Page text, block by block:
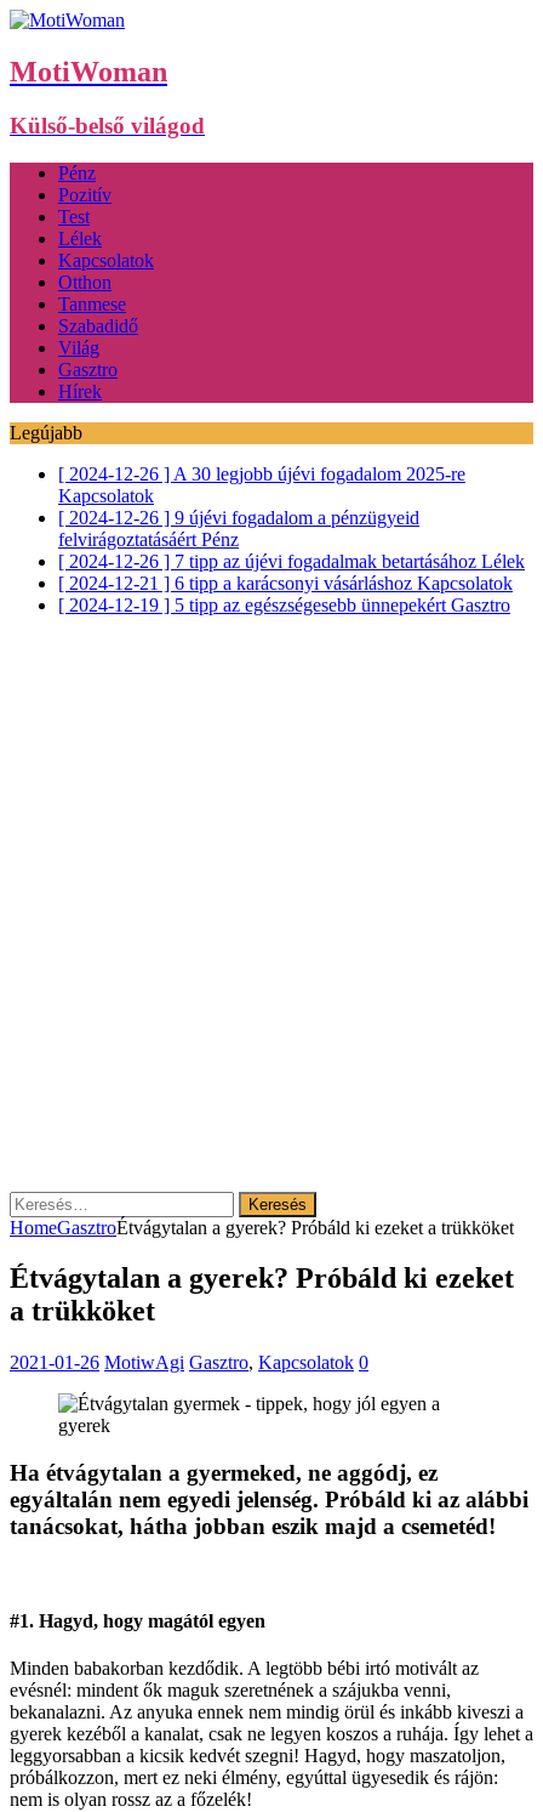
MotiWoman
Külső-belső világod
Pénz
Pozitív
Test
Lélek
Kapcsolatok
Otthon
Tanmese
Szabadidő
Világ
Gasztro
Hírek
Legújabb
[ 2024-12-26 ] A 30 legjobb újévi fogadalom 2025-re
Kapcsolatok
[ 2024-12-26 ] 9 újévi fogadalom a pénzügyeid
felvirágoztatásáért Pénz
[ 2024-12-26 ] 7 tipp az újévi fogadalmak betartásához Lélek
[ 2024-12-21 ] 6 tipp a karácsonyi vásárláshoz Kapcsolatok
[ 2024-12-19 ] 5 tipp az egészségesebb ünnepekért Gasztro
Keresés:
HomeGasztroÉtvágytalan a gyerek? Próbáld ki ezeket a trükköket
Étvágytalan a gyerek? Próbáld ki ezeket
a trükköket
2021-01-26 MotiwAgi Gasztro, Kapcsolatok 0
Ha étvágytalan a gyermeked, ne aggódj, ez
egyáltalán nem egyedi jelenség. Próbáld ki az alábbi
tanácsokat, hátha jobban eszik majd a csemetéd!
#1. Hagyd, hogy magától egyen
Minden babakorban kezdődik. A legtöbb bébi irtó motivált az
evésnél: mindent ők maguk szeretnének a szájukba venni,
bekanalazni. Az anyuka ennek nem mindig örül és inkább kiveszi a
gyerek kezéből a kanalat, csak ne legyen koszos a ruhája. Így lehet a
leggyorsabban a kicsik kedvét szegni! Hagyd, hogy maszatoljon,
próbálkozzon, mert ez neki élmény, egyúttal ügyesedik és rájön:
nem is olyan rossz az a főzelék!